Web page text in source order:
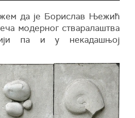
дa је Борислaв Њежић
модерног ствaрaлaштвa
пa и у некадашњој